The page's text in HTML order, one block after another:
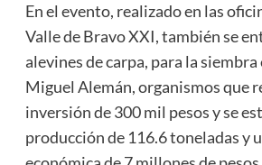
En el evento, realizado en las
Valle de Bravo XXI, también se
alevines de carpa, para la siembra
Miguel Alemán, organismos que
inversión de 300 mil pesos y se
producción de 116.6 toneladas y